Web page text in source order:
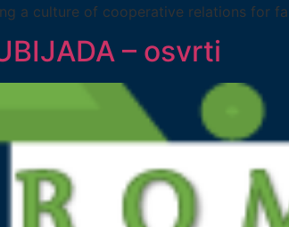
a culture of cooperative relations for
– osvrti